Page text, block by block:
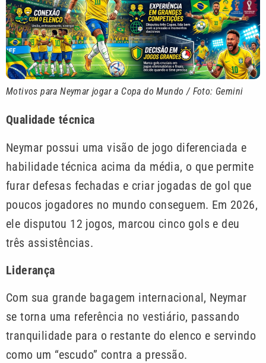
Motivos para Neymar jogar a Copa do Mundo / Foto: Gemini
Qualidade técnica
Neymar possui uma visão de jogo diferenciada e
habilidade técnica acima da média, o que permite
furar defesas fechadas e criar jogadas de gol que
poucos jogadores no mundo conseguem. Em 2026,
ele disputou 12 jogos, marcou cinco gols e deu
três assistências.
Liderança
Com sua grande bagagem internacional, Neymar
se torna uma referência no vestiário, passando
tranquilidade para o restante do elenco e servindo
como um “escudo” contra a pressão.